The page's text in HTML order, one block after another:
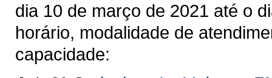
dia 10 de março de 2021 até o
horário, modalidade de
capacidade: